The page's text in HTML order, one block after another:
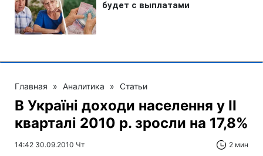
Главная » Аналитика » Статьи
В Україні доходи населення у ІІ
кварталі 2010 р. зросли на 17,8%
14:42 30.09.2010 Чт 2 мин